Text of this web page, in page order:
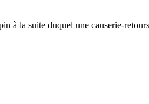
à la suite duquel une causerie-